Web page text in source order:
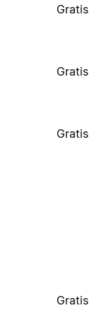
Gratis
Gratis
Gratis
Gratis